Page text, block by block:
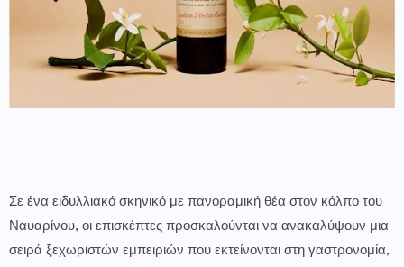
Σε ένα ειδυλλιακό σκηνικό με πανοραμική θέα στον κόλπο του
Ναυαρίνου, οι επισκέπτες προσκαλούνται να ανακαλύψουν μια
σειρά ξεχωριστών εμπειριών που εκτείνονται στη γαστρονομία,